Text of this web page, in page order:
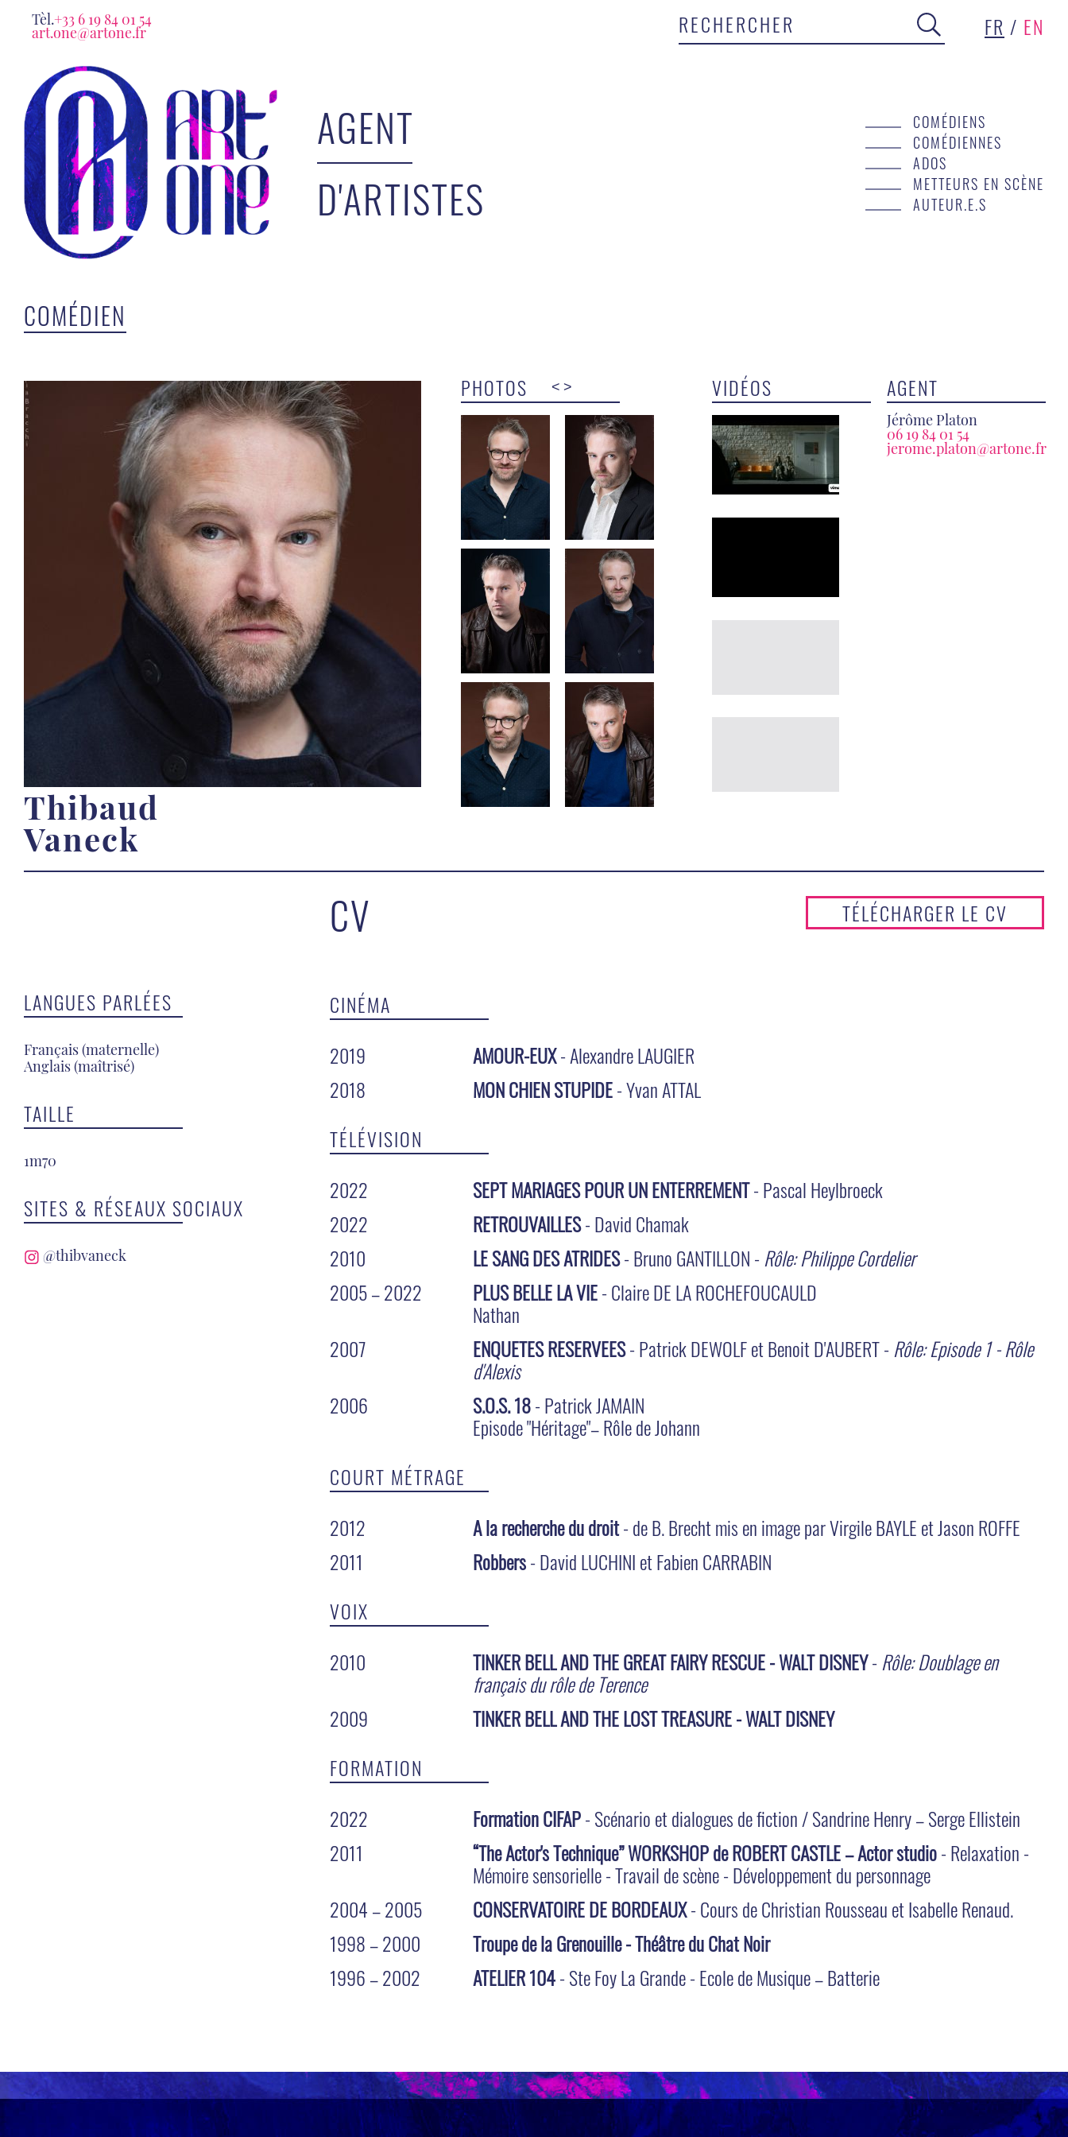
Tèl.+33 6 19 84 01 54
art.one@artone.fr FR / EN
AGENT
D'ARTISTES
COMÉDIENS
COMÉDIENNES
ADOS
METTEURS EN SCÈNE
AUTEUR.E.S
COMÉDIEN
Thibaud
Vaneck
PHOTOS < > VIDÉOS AGENT
Jérôme Platon
06 19 84 01 54
jerome.platon@artone.fr
LANGUES PARLÉES
Français (maternelle)
Anglais (maîtrisé)
TAILLE
1m70
SITES & RÉSEAUX SOCIAUX
@thibvaneck
CV TÉLÉCHARGER LE CV
CINÉMA
2019
AMOUR-EUX- Alexandre LAUGIER
2018
MON CHIEN STUPIDE- Yvan ATTAL
TÉLÉVISION
2022
SEPT MARIAGES POUR UN ENTERREMENT- Pascal Heylbroeck
2022
RETROUVAILLES- David Chamak
2010
LE SANG DES ATRIDES- Bruno GANTILLON -Rôle: Philippe Cordelier
2005 – 2022
PLUS BELLE LA VIE- Claire DE LA ROCHEFOUCAULD
Nathan
2007
ENQUETES RESERVEES- Patrick DEWOLF et Benoit D'AUBERT -Rôle: Episode 1 - Rôle
d'Alexis
2006
S.O.S. 18- Patrick JAMAIN
Episode "Héritage"– Rôle de Johann
COURT MÉTRAGE
2012
A la recherche du droit- de B. Brecht mis en image par Virgile BAYLE et Jason ROFFE
2011
Robbers- David LUCHINI et Fabien CARRABIN
VOIX
2010
TINKER BELL AND THE GREAT FAIRY RESCUE - WALT DISNEY-Rôle: Doublage en
français du rôle de Terence
2009
TINKER BELL AND THE LOST TREASURE - WALT DISNEY
FORMATION
2022
Formation CIFAP- Scénario et dialogues de fiction / Sandrine Henry – Serge Ellistein
2011
“The Actor's Technique” WORKSHOP de ROBERT CASTLE – Actor studio- Relaxation -
Mémoire sensorielle - Travail de scène - Développement du personnage
2004 – 2005
CONSERVATOIRE DE BORDEAUX- Cours de Christian Rousseau et Isabelle Renaud.
1998 – 2000
Troupe de la Grenouille - Théâtre du Chat Noir
1996 – 2002
ATELIER 104- Ste Foy La Grande - Ecole de Musique – Batterie